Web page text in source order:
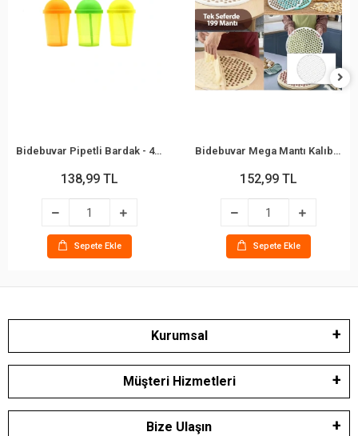
Bidebuvar Pipetli Bardak - 450 ml - Şeffaf Renkli - Plastik
138,99 TL
Sepete Ekle
Bidebuvar Mega Mantı Kalıbı - 40 cm - 199 Mantı Kapasiteli - Plastik
152,99 TL
Sepete Ekle
Kurumsal
Müşteri Hizmetleri
Bize Ulaşın